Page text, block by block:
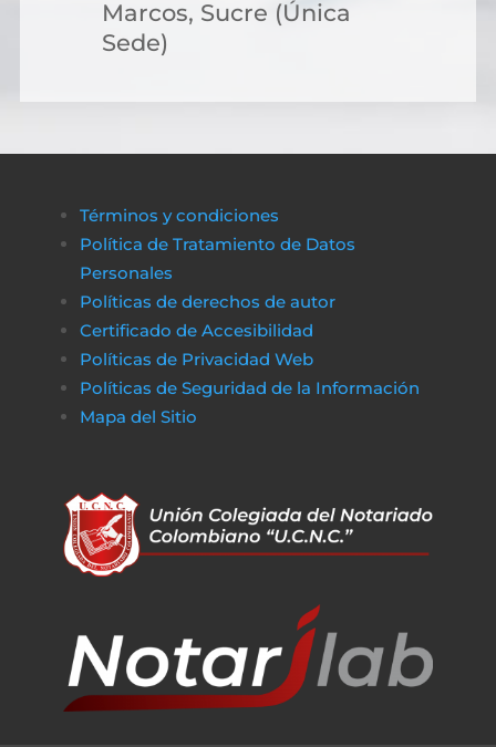
Marcos, Sucre (Única
Sede)
Términos y condiciones
Política de Tratamiento de Datos
Personales
Políticas de derechos de autor
Certificado de Accesibilidad
Políticas de Privacidad Web
Políticas de Seguridad de la Información
Mapa del Sitio